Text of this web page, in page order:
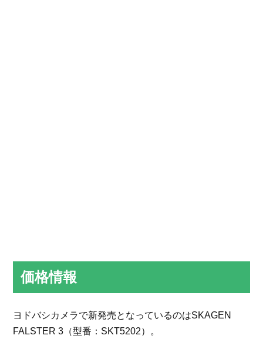
価格情報
ヨドバシカメラで新発売となっているのはSKAGEN
FALSTER 3（型番：SKT5202）。